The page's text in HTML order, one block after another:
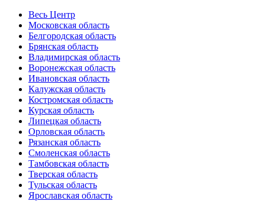
Весь Центр
Московская область
Белгородская область
Брянская область
Владимирская область
Воронежская область
Ивановская область
Калужская область
Костромская область
Курская область
Липецкая область
Орловская область
Рязанская область
Смоленская область
Тамбовская область
Тверская область
Тульская область
Ярославская область